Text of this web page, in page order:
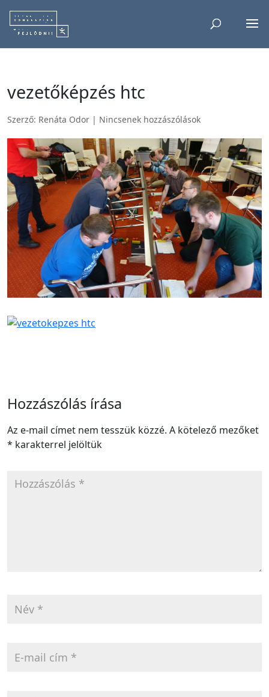
vezetőképzés htc
Szerző: Renáta Odor | Nincsenek hozzászólások
Hozzászólás írása
Az e-mail címet nem tesszük közzé. A kötelező mezőket
* karakterrel jelöltük